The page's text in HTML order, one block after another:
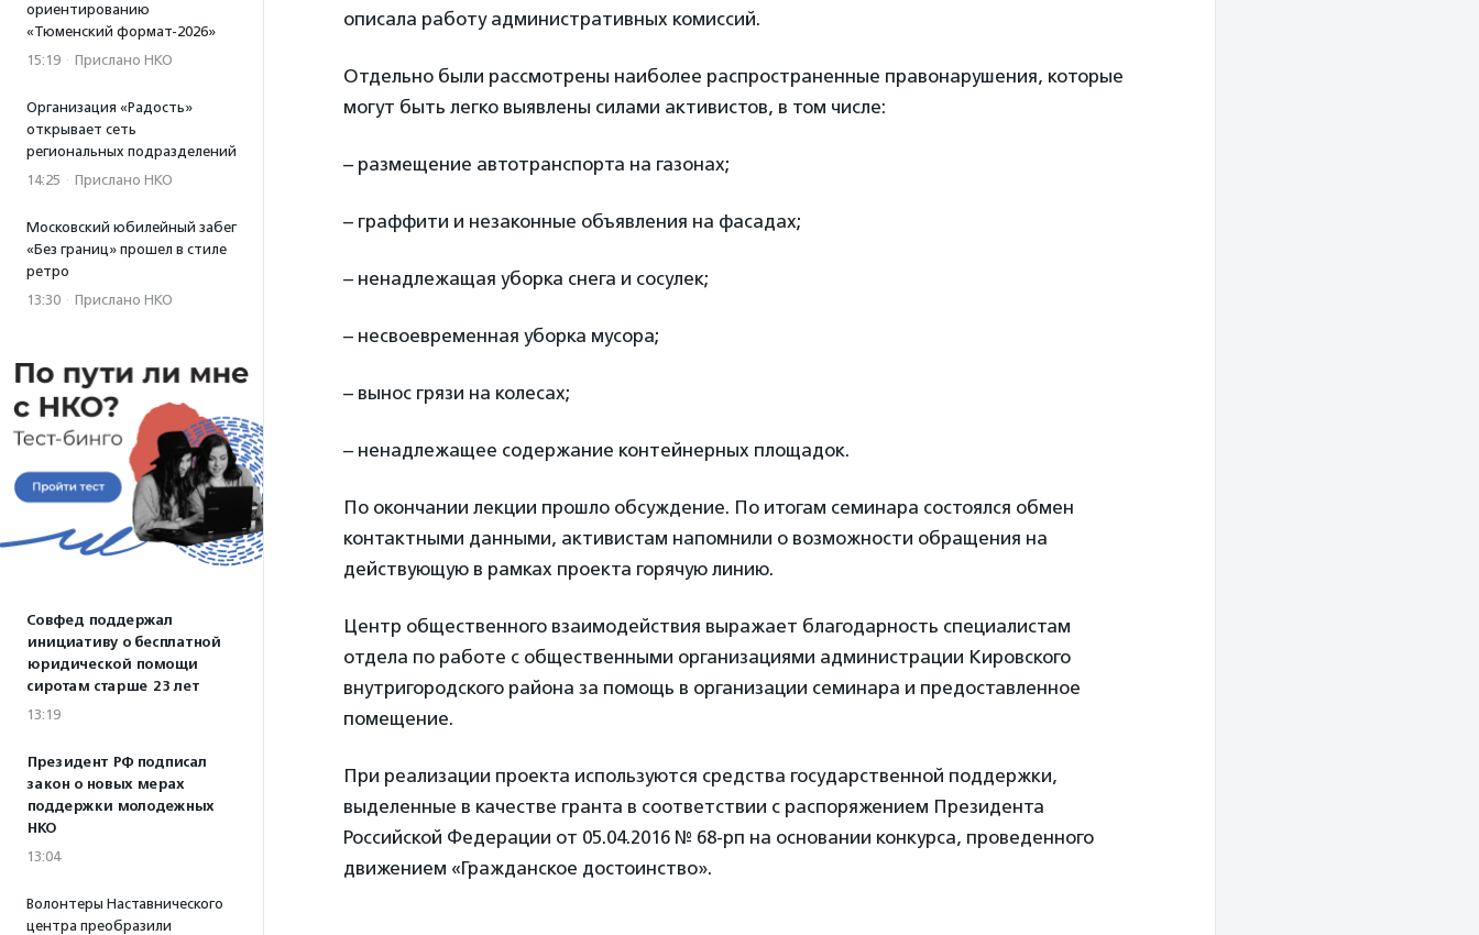
ориентированию
«Тюменский формат-2026»
15:19 · Прислано НКО
Организация «Радость»
открывает сеть
региональных подразделений
14:25 · Прислано НКО
Московский юбилейный забег
«Без границ» прошел в стиле
ретро
13:30 · Прислано НКО
Совфед поддержал
инициативу о бесплатной
юридической помощи
сиротам старше 23 лет
13:19
Президент РФ подписал
закон о новых мерах
поддержки молодежных
НКО
13:04
Волонтеры Наставнического
центра преобразили
описала работу административных комиссий.
Отдельно были рассмотрены наиболее распространенные правонарушения, которые
могут быть легко выявлены силами активистов, в том числе:
– размещение автотранспорта на газонах;
– граффити и незаконные объявления на фасадах;
– ненадлежащая уборка снега и сосулек;
– несвоевременная уборка мусора;
– вынос грязи на колесах;
– ненадлежащее содержание контейнерных площадок.
По окончании лекции прошло обсуждение. По итогам семинара состоялся обмен
контактными данными, активистам напомнили о возможности обращения на
действующую в рамках проекта горячую линию.
Центр общественного взаимодействия выражает благодарность специалистам
отдела по работе с общественными организациями администрации Кировского
внутригородского района за помощь в организации семинара и предоставленное
помещение.
При реализации проекта используются средства государственной поддержки,
выделенные в качестве гранта в соответствии с распоряжением Президента
Российской Федерации от 05.04.2016 № 68-рп на основании конкурса, проведенного
движением «Гражданское достоинство».